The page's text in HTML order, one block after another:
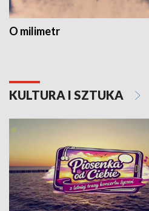
O milimetr
KULTURA I SZTUKA